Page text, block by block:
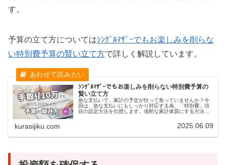
す。
予算の立て方についてはｼﾝｸﾞﾙﾏｻﾞｰでもお楽しみを削らな
い特別費予算の賢い立て方で詳しく解説しています。
ｼﾝｸﾞﾙﾏｻﾞｰでもお楽しみを削らない特別費予算の
賢い立て方
急な支払いで、家計の予定が狂って焦っていませんか？今
回は、急な支払いにもしっかり対応する為、「特別費」項
目の設定方法を伝授します。強靭な家計体質にする方法を
kurasijiku.com 2025.06.09